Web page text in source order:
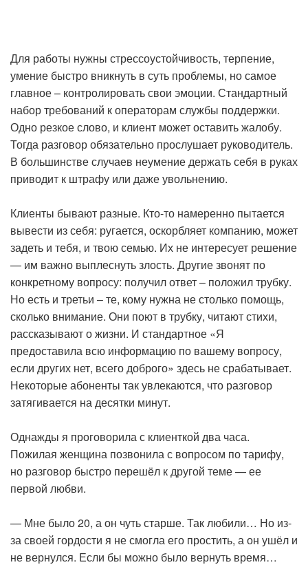
Для работы нужны стрессоустойчивость, терпение,
умение быстро вникнуть в суть проблемы, но самое
главное – контролировать свои эмоции. Стандартный
набор требований к операторам службы поддержки.
Одно резкое слово, и клиент может оставить жалобу.
Тогда разговор обязательно прослушает руководитель.
В большинстве случаев неумение держать себя в руках
приводит к штрафу или даже увольнению.
Клиенты бывают разные. Кто-то намеренно пытается
вывести из себя: ругается, оскорбляет компанию, может
задеть и тебя, и твою семью. Их не интересует решение
— им важно выплеснуть злость. Другие звонят по
конкретному вопросу: получил ответ – положил трубку.
Но есть и третьи – те, кому нужна не столько помощь,
сколько внимание. Они поют в трубку, читают стихи,
рассказывают о жизни. И стандартное «Я
предоставила всю информацию по вашему вопросу,
если других нет, всего доброго» здесь не срабатывает.
Некоторые абоненты так увлекаются, что разговор
затягивается на десятки минут.
Однажды я проговорила с клиенткой два часа.
Пожилая женщина позвонила с вопросом по тарифу,
но разговор быстро перешёл к другой теме — ее
первой любви.
— Мне было 20, а он чуть старше. Так любили… Но из-
за своей гордости я не смогла его простить, а он ушёл и
не вернулся. Если бы можно было вернуть время…